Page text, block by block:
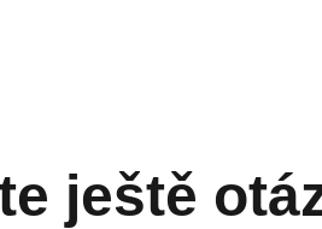
ještě